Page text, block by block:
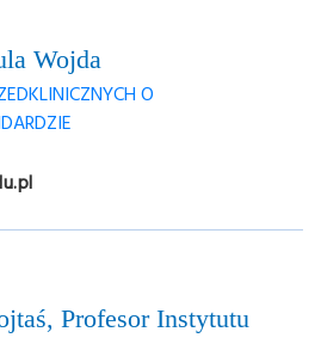
Wojda
O
Profesor Instytutu